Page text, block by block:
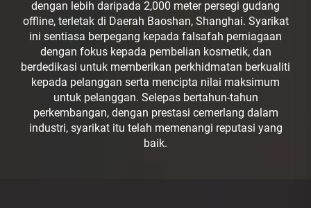
dengan lebih daripada 2,000 meter persegi gudang
offline, terletak di Daerah Baoshan, Shanghai. Syarikat
ini sentiasa berpegang kepada falsafah perniagaan
dengan fokus kepada pembelian kosmetik, dan
berdedikasi untuk memberikan perkhidmatan berkualiti
kepada pelanggan serta mencipta nilai maksimum
untuk pelanggan. Selepas bertahun-tahun
perkembangan, dengan prestasi cemerlang dalam
industri, syarikat itu telah memenangi reputasi yang
baik.